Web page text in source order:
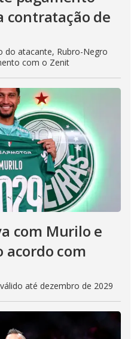
contratação de
do atacante, Rubro-Negro
com o Zenit
com Murilo e
acordo com
até dezembro de 2029